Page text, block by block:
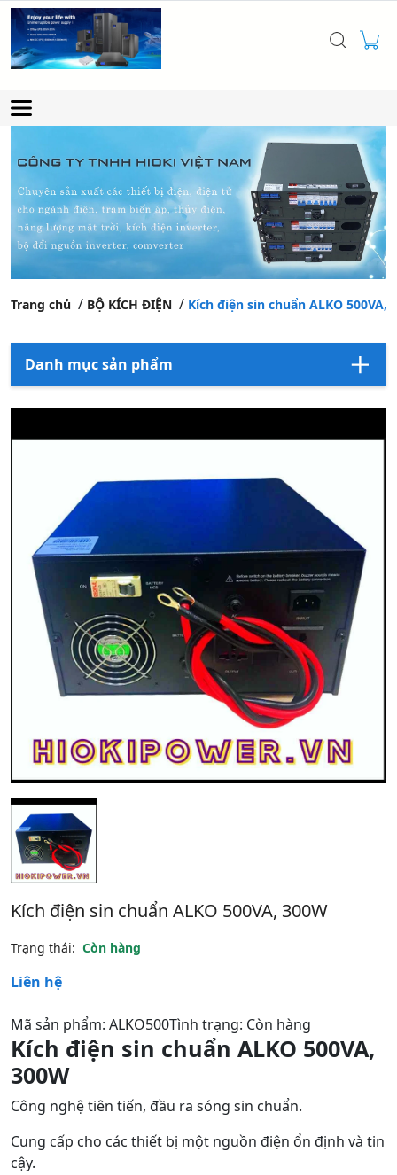
Trang chủ BỘ KÍCH ĐIỆN Kích điện sin chuẩn ALKO 500VA,
Danh mục sản phẩm
Kích điện sin chuẩn ALKO 500VA, 300W
Trạng thái: Còn hàng
Liên hệ
Mã sản phẩm: ALKO500Tình trạng: Còn hàng
Kích điện sin chuẩn ALKO 500VA,
300W
Công nghệ tiên tiến, đầu ra sóng sin chuẩn.
Cung cấp cho các thiết bị một nguồn điện ổn định và tin
cậy.